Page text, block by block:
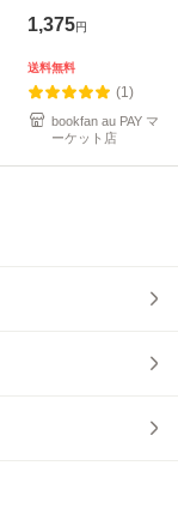
1,375円
送料無料
(1)
bookfan au PAY マ
ーケット店